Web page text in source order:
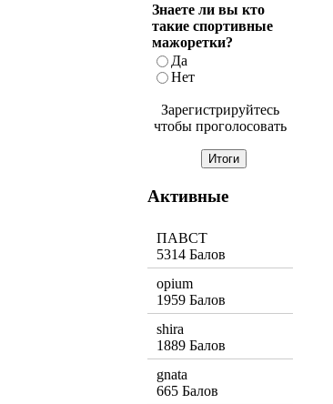
Знаете ли вы кто
такие спортивные
мажоретки?
Да
Нет
Зарегистрируйтесь
чтобы проголосовать
Активные
ПАВСТ
5314 Балов
opium
1959 Балов
shira
1889 Балов
gnata
665 Балов